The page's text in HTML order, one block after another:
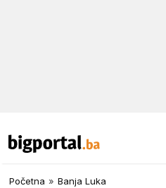
Početna » Banja Luka